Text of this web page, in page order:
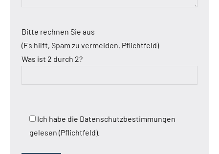
Bitte rechnen Sie aus
(Es hilft, Spam zu vermeiden, Pflichtfeld)
Was ist 2 durch 2?
Ich habe die Datenschutzbestimmungen
gelesen (Pflichtfeld).